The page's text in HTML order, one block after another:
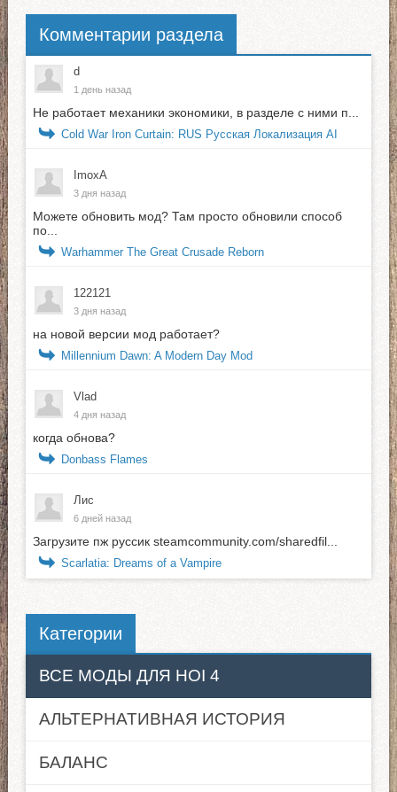
Комментарии раздела
d
1 день назад
Не работает механики экономики, в разделе с ними п...
Cold War Iron Curtain: RUS Русская Локализация AI
ImoxA
3 дня назад
Можете обновить мод? Там просто обновили способ
по...
Warhammer The Great Crusade Reborn
122121
3 дня назад
на новой версии мод работает?
Millennium Dawn: A Modern Day Mod
Vlad
4 дня назад
когда обнова?
Donbass Flames
Лис
6 дней назад
Загрузите пж руссик steamcommunity.com/sharedfil...
Scarlatia: Dreams of a Vampire
Категории
ВСЕ МОДЫ ДЛЯ HOI 4
АЛЬТЕРНАТИВНАЯ ИСТОРИЯ
БАЛАНС